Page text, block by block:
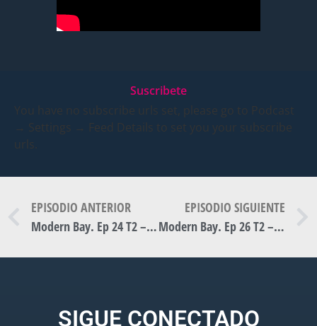
Suscribete
You have no subscribe urls set, please go to Podcast
→ Settings → Feed Details to set you your subscribe
urls.
EPISODIO ANTERIOR
Modern Bay. Ep 24 T2 – Quanta Reciclaje, con Javier Levy (parte II)
EPISODIO SIGUIENTE
Modern Bay. Ep 26 T2 – Ryan Walter, creador de Polielectric (parte II)
SIGUE CONECTADO